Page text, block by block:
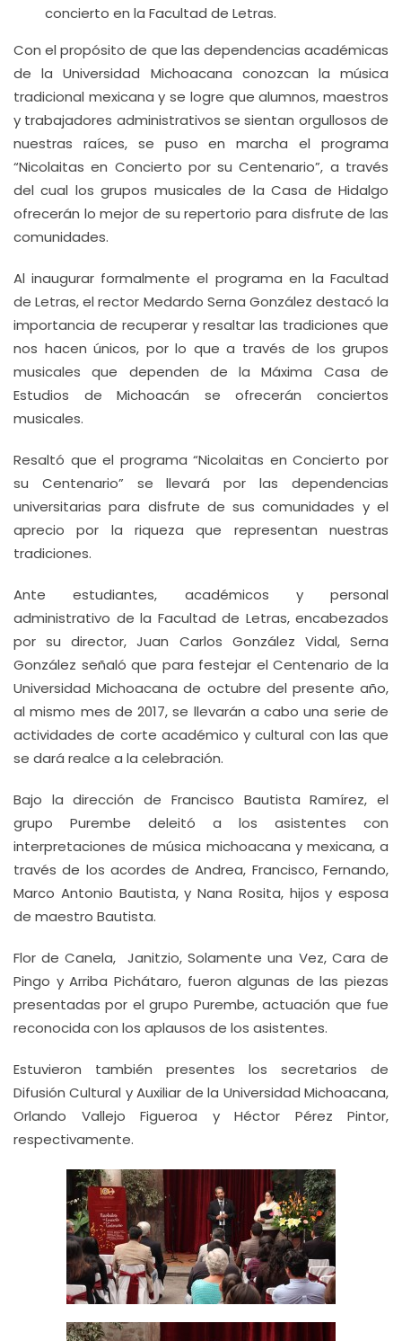
concierto en la Facultad de Letras.
Con el propósito de que las dependencias académicas
de la Universidad Michoacana conozcan la música
tradicional mexicana y se logre que alumnos, maestros
y trabajadores administrativos se sientan orgullosos de
nuestras raíces, se puso en marcha el programa
“Nicolaitas en Concierto por su Centenario”, a través
del cual los grupos musicales de la Casa de Hidalgo
ofrecerán lo mejor de su repertorio para disfrute de las
comunidades.
Al inaugurar formalmente el programa en la Facultad
de Letras, el rector Medardo Serna González destacó la
importancia de recuperar y resaltar las tradiciones que
nos hacen únicos, por lo que a través de los grupos
musicales que dependen de la Máxima Casa de
Estudios de Michoacán se ofrecerán conciertos
musicales.
Resaltó que el programa “Nicolaitas en Concierto por
su Centenario” se llevará por las dependencias
universitarias para disfrute de sus comunidades y el
aprecio por la riqueza que representan nuestras
tradiciones.
Ante estudiantes, académicos y personal
administrativo de la Facultad de Letras, encabezados
por su director, Juan Carlos González Vidal, Serna
González señaló que para festejar el Centenario de la
Universidad Michoacana de octubre del presente año,
al mismo mes de 2017, se llevarán a cabo una serie de
actividades de corte académico y cultural con las que
se dará realce a la celebración.
Bajo la dirección de Francisco Bautista Ramírez, el
grupo Purembe deleitó a los asistentes con
interpretaciones de música michoacana y mexicana, a
través de los acordes de Andrea, Francisco, Fernando,
Marco Antonio Bautista, y Nana Rosita, hijos y esposa
de maestro Bautista.
Flor de Canela, Janitzio, Solamente una Vez, Cara de
Pingo y Arriba Pichátaro, fueron algunas de las piezas
presentadas por el grupo Purembe, actuación que fue
reconocida con los aplausos de los asistentes.
Estuvieron también presentes los secretarios de
Difusión Cultural y Auxiliar de la Universidad Michoacana,
Orlando Vallejo Figueroa y Héctor Pérez Pintor,
respectivamente.